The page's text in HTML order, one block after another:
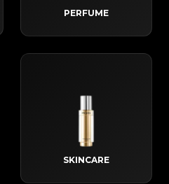
PERFUME
SKINCARE